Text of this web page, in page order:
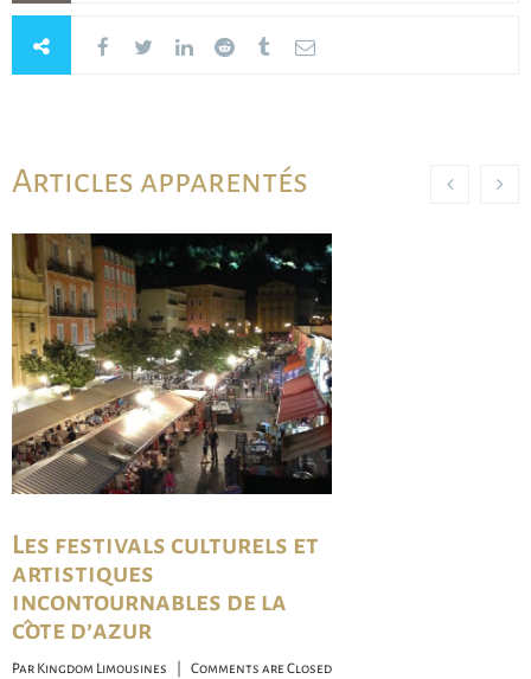
Articles apparentés
Les festivals culturels et
artistiques
incontournables de la
côte d’azur
Par Kingdom Limousines Comments are Closed